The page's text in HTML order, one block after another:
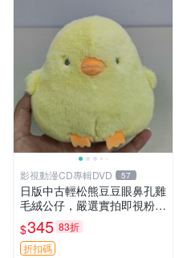
影視動漫CD專輯DVD 57
日版中古輕松熊豆豆眼鼻孔雞
毛絨公仔，嚴選實拍即視粉絲
必買 公仔紙箱氣泡膜精心包
裝快速發貨 輕松熊 公仔 雞毛
絨
$345 83折
折扣碼